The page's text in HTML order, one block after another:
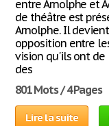
entre Arnolphe et
de théâtre est
Arnolphe. Il
opposition entre
vision qu'ils ont de
des
801 Mots / 4 Pages
Lire la suite